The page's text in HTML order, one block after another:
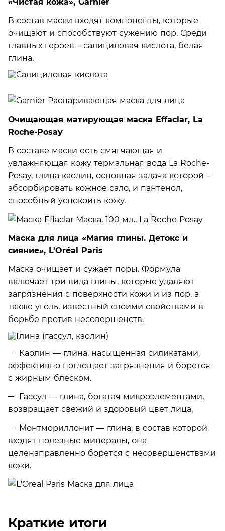
В состав маски входят компоненты, которые
очищают и способствуют сужению пор. Среди
главных героев – салициловая кислота, белая
глина.
Очищающая матирующая маска Effaclar, La
Roche-Posay
В составе маски есть смягчающая и
увлажняющая кожу термальная вода La Roche-
Posay, глина каолин, основная задача которой –
абсорбировать кожное сало, и пантенол,
способный успокоить кожу.
Маска для лица «Магия глины. Детокс и
сияние», L’Oréal Paris
Маска очищает и сужает поры. Формула
включает три вида глины, которые удаляют
загрязнения с поверхности кожи и из пор, а
также уголь, известный своими свойствами в
борьбе против несовершенств.
Каолин — глина, насыщенная силикатами,
эффективно поглощает загрязнения и борется
с жирным блеском.
Гассул — глина, богатая микроэлементами,
возвращает свежий и здоровый цвет лица.
Монтмориллонит — глина, в состав которой
входят полезные минералы, она
целенаправленно борется с несовершенствами
кожи.
Краткие итоги